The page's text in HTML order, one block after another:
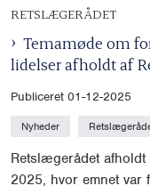
RETSLÆGERÅDET
Temamøde om
lidelser afholdt af
Publiceret 01-12-2025
Nyheder
Retslægerådet
2025, hvor emnet